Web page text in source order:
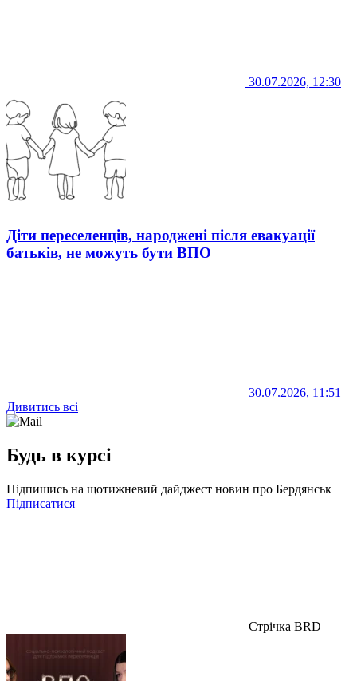
30.07.2026, 12:30
Діти переселенців, народжені після евакуації
батьків, не можуть бути ВПО
30.07.2026, 11:51
Дивитись всі
Будь в курсі
Підпишись на щотижневий дайджест новин про Бердянськ
Підписатися
Стрічка BRD